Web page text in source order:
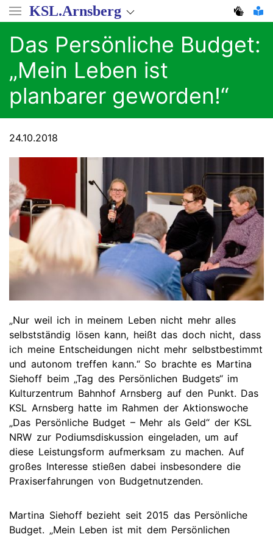
Direkt
zum
Inhalt
KSL.Arnsberg
Das Persönliche Budget:
„Mein Leben ist
planbarer geworden!“
24.10.2018
„Nur weil ich in meinem Leben nicht mehr alles
selbstständig lösen kann, heißt das doch nicht, dass
ich meine Entscheidungen nicht mehr selbstbestimmt
und autonom treffen kann.“ So brachte es Martina
Siehoff beim „Tag des Persönlichen Budgets“ im
Kulturzentrum Bahnhof Arnsberg auf den Punkt. Das
KSL Arnsberg hatte im Rahmen der Aktionswoche
„Das Persönliche Budget – Mehr als Geld“ der KSL
NRW zur Podiumsdiskussion eingeladen, um auf
diese Leistungsform aufmerksam zu machen. Auf
großes Interesse stießen dabei insbesondere die
Praxiserfahrungen von Budgetnutzenden.
Martina Siehoff bezieht seit 2015 das Persönliche
Budget. „Mein Leben ist mit dem Persönlichen